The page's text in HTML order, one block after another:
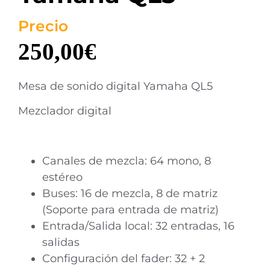
Precio
250,00€
Mesa de sonido digital Yamaha QL5
Mezclador digital
Canales de mezcla: 64 mono, 8
estéreo
Buses: 16 de mezcla, 8 de matriz
(Soporte para entrada de matriz)
Entrada/Salida local: 32 entradas, 16
salidas
Configuración del fader: 32 + 2